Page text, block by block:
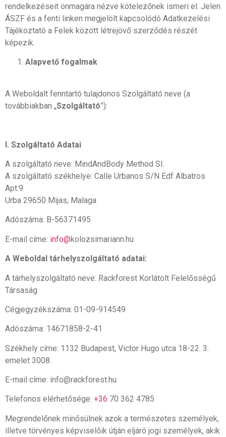
rendelkezéseit önmagára nézve kötelezőnek ismeri el. Jelen
ÁSZF és a fenti linken megjelölt kapcsolódó Adatkezelési
Tájékoztató a Felek között létrejövő szerződés részét
képezik.
Alapvető fogalmak
A Weboldalt fenntartó tulajdonos Szolgáltató neve (a
továbbiakban „Szolgáltató”):
I. Szolgáltató Adatai
A szolgáltató neve: MindAndBody Method Sl.
A szolgáltató székhelye: Calle Urbanos S/N Edf Albatros
Apt:9
Urba 29650 Mijas, Malaga
Adószáma: B-56371495
E-mail címe: info@kolozsimariann.hu
A Weboldal tárhelyszolgáltató adatai:
A tárhelyszolgáltató neve: Rackforest Korlátolt Felelősségű
Társaság
Cégjegyzékszáma: 01-09-914549
Adószáma: 14671858-2-41
Székhely címe: 1132 Budapest, Victor Hugo utca 18-22. 3.
emelet 3008.
E-mail címe: info@rackforest.hu
Telefonos elérhetősége: +36 70 362 4785
Megrendelőnek minősülnek azok a természetes személyek,
illetve törvényes képviselőik útján eljáró jogi személyek, akik